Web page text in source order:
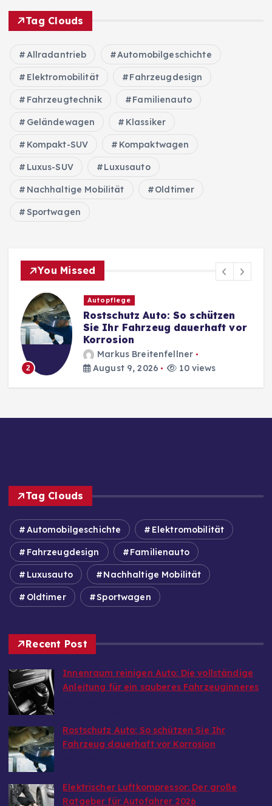
Tag Clouds
Allradantrieb Automobilgeschichte
Elektromobilität Fahrzeugdesign
Fahrzeugtechnik Familienauto
Geländewagen Klassiker
Kompakt-SUV Kompaktwagen
Luxus-SUV Luxusauto
Nachhaltige Mobilität Oldtimer
Sportwagen
You Missed
2
Autopflege
Rostschutz Auto: So schützen
Sie Ihr Fahrzeug dauerhaft vor
Korrosion
Markus Breitenfellner
August 9, 2026
10 views
Tag Clouds
Automobilgeschichte Elektromobilität
Fahrzeugdesign Familienauto
Luxusauto Nachhaltige Mobilität
Oldtimer Sportwagen
Recent Post
Innenraum reinigen Auto: Die vollständige
Anleitung für ein sauberes Fahrzeuginneres
Rostschutz Auto: So schützen Sie Ihr
Fahrzeug dauerhaft vor Korrosion
Elektrischer Luftkompressor: Der große
Ratgeber für Autofahrer 2026